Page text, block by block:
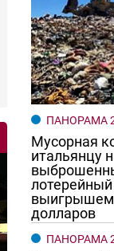
ПАНОРАМА
Мусорная
итальянцу
лотерейный
выигрышем
долларов
ПАНОРАМА